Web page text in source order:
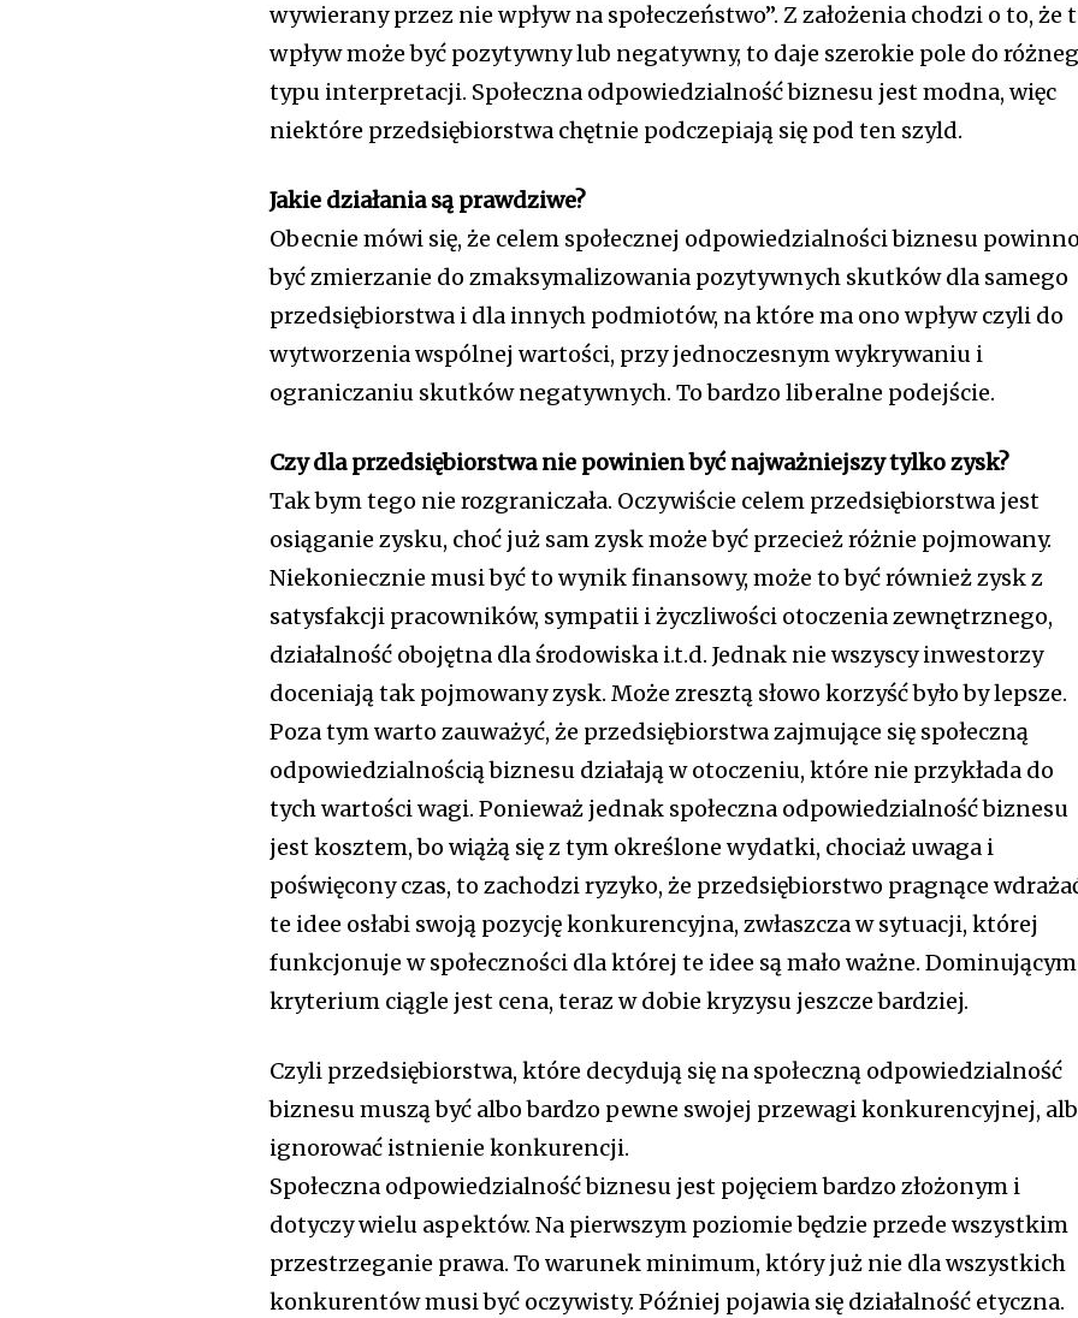
wywierany przez nie wpływ na społeczeństwo”. Z założenia chodzi o to, że
wpływ może być pozytywny lub negatywny, to daje szerokie pole do
typu interpretacji. Społeczna odpowiedzialność biznesu jest modna, więc
niektóre przedsiębiorstwa chętnie podczepiają się pod ten szyld.
Jakie działania są prawdziwe?
Obecnie mówi się, że celem społecznej odpowiedzialności biznesu
być zmierzanie do zmaksymalizowania pozytywnych skutków dla samego
przedsiębiorstwa i dla innych podmiotów, na które ma ono wpływ czyli do
wytworzenia wspólnej wartości, przy jednoczesnym wykrywaniu i
ograniczaniu skutków negatywnych. To bardzo liberalne podejście.
Czy dla przedsiębiorstwa nie powinien być najważniejszy tylko zysk?
Tak bym tego nie rozgraniczała. Oczywiście celem przedsiębiorstwa jest
osiąganie zysku, choć już sam zysk może być przecież różnie pojmowany.
Niekoniecznie musi być to wynik finansowy, może to być również zysk z
satysfakcji pracowników, sympatii i życzliwości otoczenia zewnętrznego,
działalność obojętna dla środowiska i.t.d. Jednak nie wszyscy inwestorzy
doceniają tak pojmowany zysk. Może zresztą słowo korzyść było by lepsze.
Poza tym warto zauważyć, że przedsiębiorstwa zajmujące się społeczną
odpowiedzialnością biznesu działają w otoczeniu, które nie przykłada do
tych wartości wagi. Ponieważ jednak społeczna odpowiedzialność biznesu
jest kosztem, bo wiążą się z tym określone wydatki, chociaż uwaga i
poświęcony czas, to zachodzi ryzyko, że przedsiębiorstwo pragnące
te idee osłabi swoją pozycję konkurencyjna, zwłaszcza w sytuacji, której
funkcjonuje w społeczności dla której te idee są mało ważne. Dominującym
kryterium ciągle jest cena, teraz w dobie kryzysu jeszcze bardziej.
Czyli przedsiębiorstwa, które decydują się na społeczną odpowiedzialność
biznesu muszą być albo bardzo pewne swojej przewagi konkurencyjnej,
ignorować istnienie konkurencji.
Społeczna odpowiedzialność biznesu jest pojęciem bardzo złożonym i
dotyczy wielu aspektów. Na pierwszym poziomie będzie przede wszystkim
przestrzeganie prawa. To warunek minimum, który już nie dla wszystkich
konkurentów musi być oczywisty. Później pojawia się działalność etyczna.